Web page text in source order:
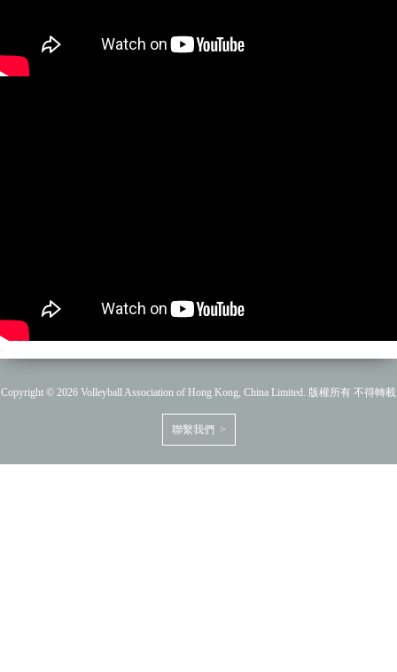
Copyright © 2026 Volleyball Association of Hong Kong, China Limited. 版權所有 不得轉載
聯繫我們 >